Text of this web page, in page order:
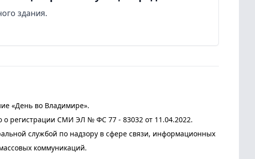
здания.
«День во Владимире».
о регистрации СМИ ЭЛ № ФС 77 - 83032 от 11.04.2022.
службой по надзору в сфере связи, информационных
коммуникаций.